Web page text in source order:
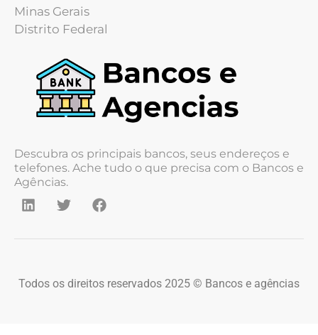
Minas Gerais
Distrito Federal
Descubra os principais bancos, seus endereços e
telefones. Ache tudo o que precisa com o Bancos e
Agências.
Todos os direitos reservados 2025 © Bancos e agências